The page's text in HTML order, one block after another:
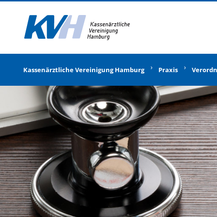
Kassenärztliche Vereinigung Hamburg Praxis